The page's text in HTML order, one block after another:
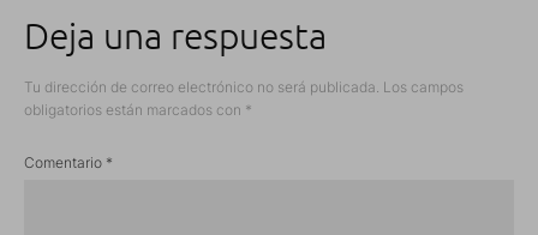
Deja una respuesta
Tu dirección de correo electrónico no será publicada. Los campos
obligatorios están marcados con *
Comentario *